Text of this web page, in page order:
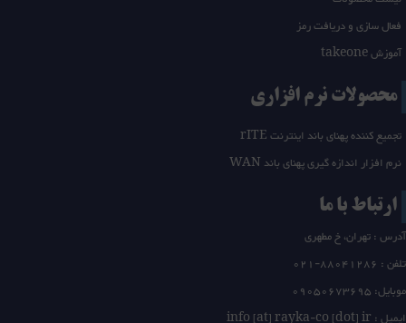
فعال سازی و دریافت رمز
آموزش takeone
محصولات نرم افزاری
تجمیع کننده پهنای باند اینترنت rITE
نرم افزار اندازه گیری پهنای باند WAN
ارتباط با ما
آدرس : تهران، خ مطهری
تلفن : 21-88041286
0
موبایل: 09050673695
ایمیل : info [at] rayka-co [dot] ir